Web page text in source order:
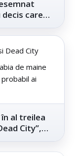
care
Dead City
de maine
ai
al treilea
City”,